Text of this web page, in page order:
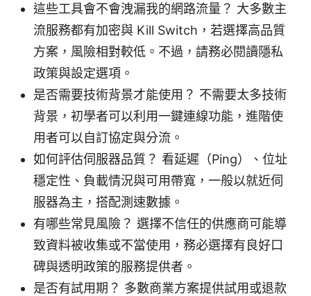
這些工具會不會洩漏我的網路流量？ 大多數主
流服務都有加密與 Kill Switch，若選擇高品質
方案，風險相對較低。不過，請務必閱讀隱私
政策與設定選項。
是否需要技術背景才能使用？ 不需要太多技術
背景，初學者可以利用一鍵連線功能，進階使
用者可以自訂協定與分流。
如何評估伺服器品質？ 看延遲（Ping）、位址
穩定性、負載情況與可用帶寬，一般以就近伺
服器為主，搭配測速數據。
有哪些常見風險？ 選擇不信任的供應商可能導
致資料被收集或不當使用，務必選擇有良好口
碑與透明政策的服務提供者。
是否有試用期？ 多數商業方案提供試用或退款